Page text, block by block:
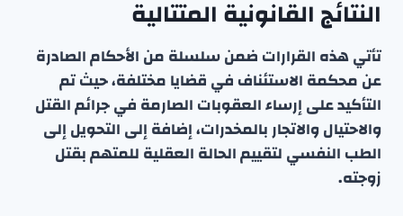
النتائج القانونية المتتالية
تأتي هذه القرارات ضمن سلسلة من الأحكام الصادرة
عن محكمة الاستئناف في قضايا مختلفة، حيث تم
التأكيد على إرساء العقوبات الصارمة في جرائم القتل
والاحتيال والاتجار بالمخدرات، إضافة إلى التحويل إلى
الطب النفسي لتقييم الحالة العقلية للمتهم بقتل
زوجته.